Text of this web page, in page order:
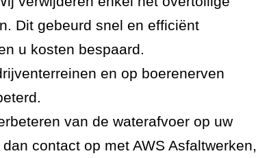
Dit gebeurd snel en efficiënt
u kosten bespaard.
en op boerenerven
van de waterafvoer op uw
contact op met AWS Asfaltwerken,